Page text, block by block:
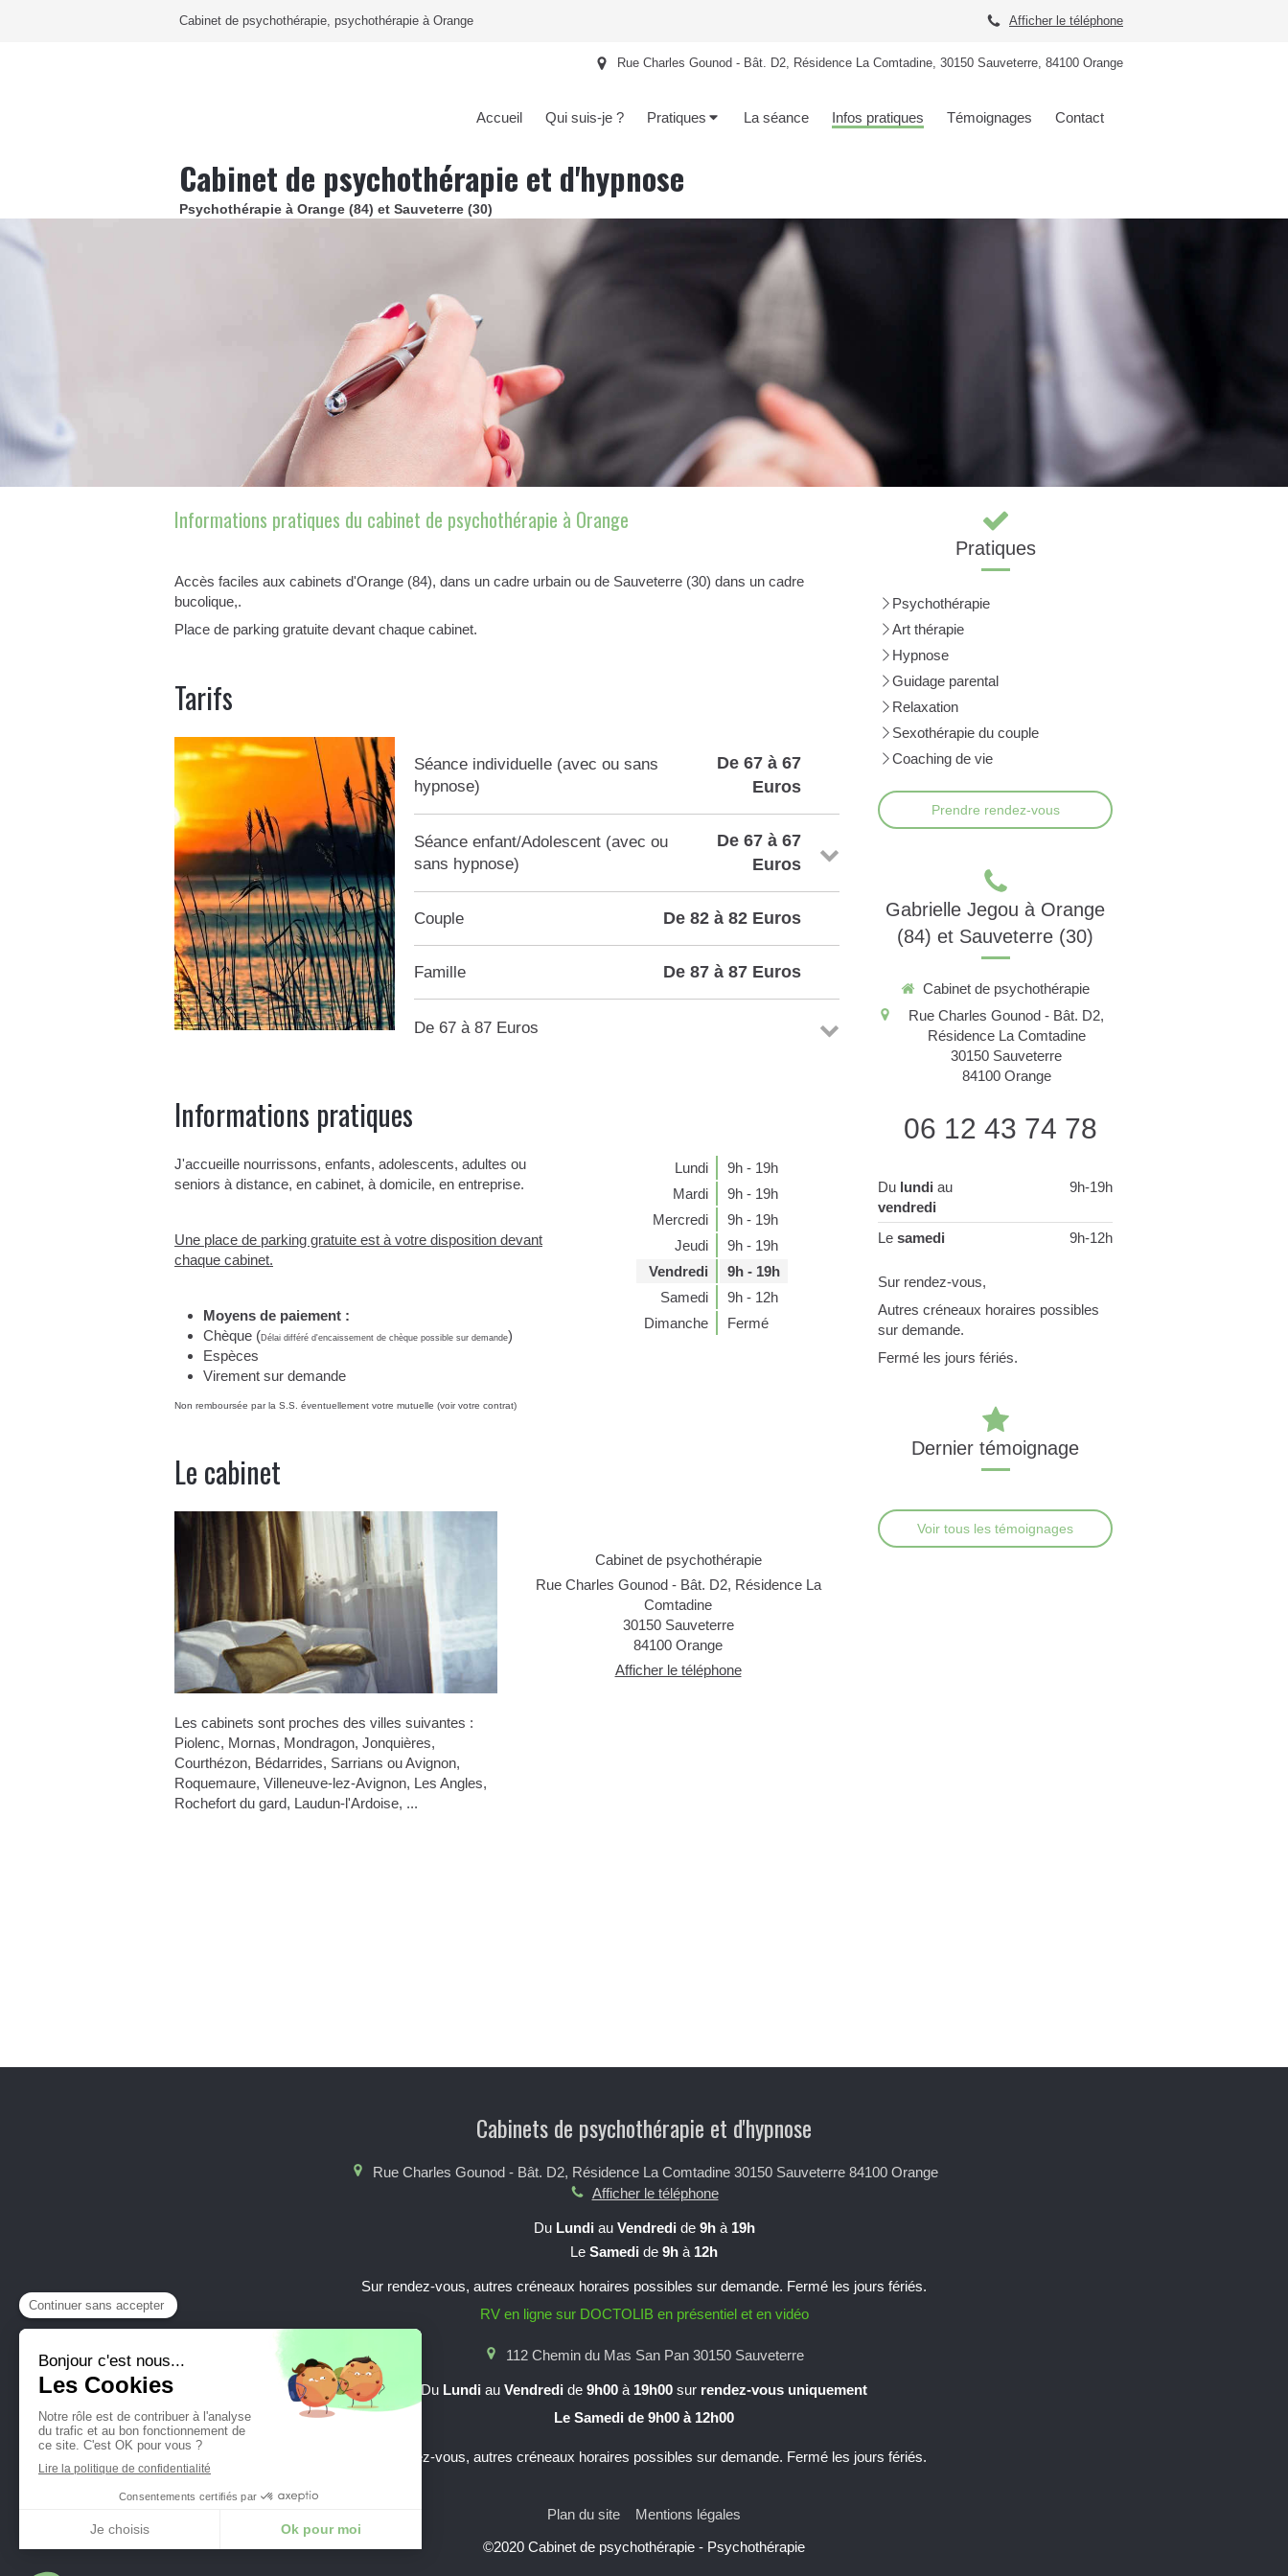
Cabinet de psychothérapie, psychothérapie à Orange Afficher le téléphone
Rue Charles Gounod - Bât. D2, Résidence La Comtadine, 30150 Sauveterre, 84100 Orange
Accueil Qui suis-je ? Pratiques La séance Infos pratiques Témoignages Contact
Cabinet de psychothérapie et d'hypnose
Psychothérapie à Orange (84) et Sauveterre (30)
Informations pratiques du cabinet de psychothérapie à Orange
Accès faciles aux cabinets d'Orange (84), dans un cadre urbain ou de Sauveterre (30) dans un cadre
bucolique,.
Place de parking gratuite devant chaque cabinet.
Tarifs
Séance individuelle (avec ou sans
hypnose)
De 67 à 67
Euros
Séance enfant/Adolescent (avec ou
sans hypnose)
De 67 à 67
Euros
Couple De 82 à 82 Euros
Famille De 87 à 87 Euros
De 67 à 87 Euros
Informations pratiques
J'accueille nourrissons, enfants, adolescents, adultes ou
seniors à distance, en cabinet, à domicile, en entreprise.
Une place de parking gratuite est à votre disposition devant
chaque cabinet.
Moyens de paiement :
Chèque (Délai différé d'encaissement de chèque possible sur demande)
Espèces
Virement sur demande
Non remboursée par la S.S. éventuellement votre mutuelle (voir votre contrat)
Lundi
9h - 19h
Mardi
9h - 19h
Mercredi
9h - 19h
Jeudi
9h - 19h
Vendredi
9h - 19h
Samedi
9h - 12h
Dimanche
Fermé
Le cabinet
Cabinet de psychothérapie
Rue Charles Gounod - Bât. D2, Résidence La
Comtadine
30150 Sauveterre
84100 Orange
Afficher le téléphone
Les cabinets sont proches des villes suivantes :
Piolenc, Mornas, Mondragon, Jonquières,
Courthézon, Bédarrides, Sarrians ou Avignon,
Roquemaure, Villeneuve-lez-Avignon, Les Angles,
Rochefort du gard, Laudun-l'Ardoise, ...
Pratiques
Psychothérapie
Art thérapie
Hypnose
Guidage parental
Relaxation
Sexothérapie du couple
Coaching de vie
Prendre rendez-vous
Gabrielle Jegou à Orange
(84) et Sauveterre (30)
Cabinet de psychothérapie
Rue Charles Gounod - Bât. D2,
Résidence La Comtadine
30150 Sauveterre
84100 Orange
06 12 43 74 78
Du lundi au
vendredi
9h-19h
Le samedi 9h-12h
Sur rendez-vous,
Autres créneaux horaires possibles
sur demande.
Fermé les jours fériés.
Dernier témoignage
Voir tous les témoignages
Cabinets de psychothérapie et d'hypnose
Rue Charles Gounod - Bât. D2, Résidence La Comtadine 30150 Sauveterre 84100 Orange
Afficher le téléphone
Du Lundi au Vendredi de 9hà 19h
Le Samedi de 9h à 12h
Sur rendez-vous, autres créneaux horaires possibles sur demande. Fermé les jours fériés.
RV en ligne sur DOCTOLIB en présentiel et en vidéo
112 Chemin du Mas San Pan 30150 Sauveterre
Du Lundi au Vendredi de 9h00 à 19h00 sur rendez-vous uniquement
Le Samedi de 9h00 à 12h00
Sur rendez-vous, autres créneaux horaires possibles sur demande. Fermé les jours fériés.
Plan du site
Mentions légales
©2020 Cabinet de psychothérapie - Psychothérapie